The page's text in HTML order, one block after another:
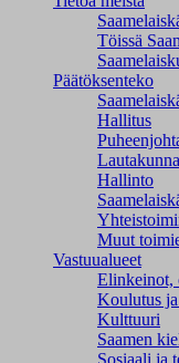
Töissä
Päätöksenteko
Hallitus
Hallinto
Muut
Vastuualueet
Elinkeinot,
Koulutus
Kulttuuri
Saamen
Sosiaali ja